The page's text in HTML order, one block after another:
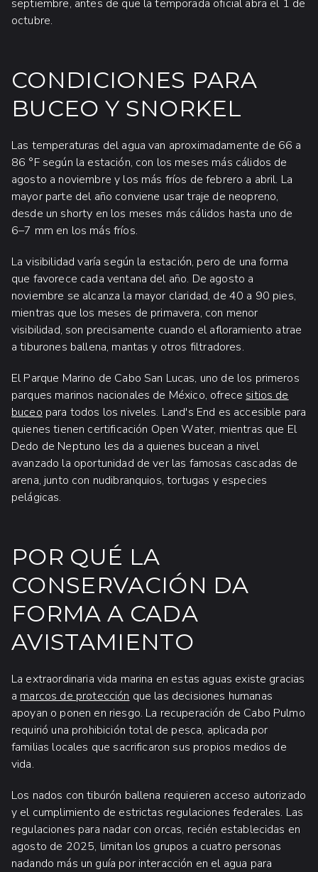
septiembre, antes de que la temporada oficial abra el 1 de
octubre.
CONDICIONES PARA
BUCEO Y SNORKEL
Las temperaturas del agua van aproximadamente de 66 a
86 °F según la estación, con los meses más cálidos de
agosto a noviembre y los más fríos de febrero a abril. La
mayor parte del año conviene usar traje de neopreno,
desde un shorty en los meses más cálidos hasta uno de
6–7 mm en los más fríos.
La visibilidad varía según la estación, pero de una forma
que favorece cada ventana del año. De agosto a
noviembre se alcanza la mayor claridad, de 40 a 90 pies,
mientras que los meses de primavera, con menor
visibilidad, son precisamente cuando el afloramiento atrae
a tiburones ballena, mantas y otros filtradores.
El Parque Marino de Cabo San Lucas, uno de los primeros
parques marinos nacionales de México, ofrece sitios de
buceo para todos los niveles. Land's End es accesible para
quienes tienen certificación Open Water, mientras que El
Dedo de Neptuno les da a quienes bucean a nivel
avanzado la oportunidad de ver las famosas cascadas de
arena, junto con nudibranquios, tortugas y especies
pelágicas.
POR QUÉ LA
CONSERVACIÓN DA
FORMA A CADA
AVISTAMIENTO
La extraordinaria vida marina en estas aguas existe gracias
a marcos de protección que las decisiones humanas
apoyan o ponen en riesgo. La recuperación de Cabo Pulmo
requirió una prohibición total de pesca, aplicada por
familias locales que sacrificaron sus propios medios de
vida.
Los nados con tiburón ballena requieren acceso autorizado
y el cumplimiento de estrictas regulaciones federales. Las
regulaciones para nadar con orcas, recién establecidas en
agosto de 2025, limitan los grupos a cuatro personas
nadando más un guía por interacción en el agua para